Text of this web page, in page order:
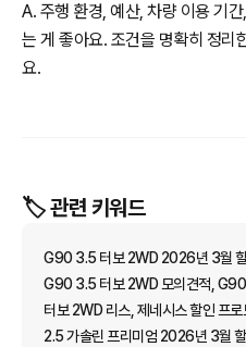
A. 주행 환경, 예산, 차량 이용 기
는 게 좋아요. 조건을 명확히 정리
요.
🏷️ 관련 키워드
G90 3.5 터보 2WD 2026년 3월
G90 3.5 터보 2WD 모의견적,
터보 2WD 리스, 제네시스 할인 프
2.5 가솔린 프리미엄 2026년 3월